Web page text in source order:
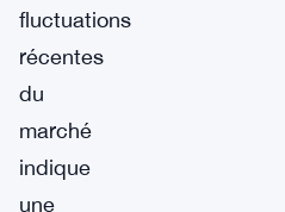
fluctuations
récentes
du
marché
indique
une